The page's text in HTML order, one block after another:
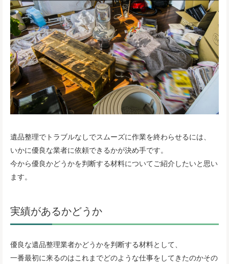
遺品整理でトラブルなしでスムーズに作業を終わらせるには、
いかに優良な業者に依頼できるかが決め手です。
今から優良かどうかを判断する材料についてご紹介したいと思い
ます。
実績があるかどうか
優良な遺品整理業者かどうかを判断する材料として、
一番最初に来るのはこれまでどのような仕事をしてきたのかその